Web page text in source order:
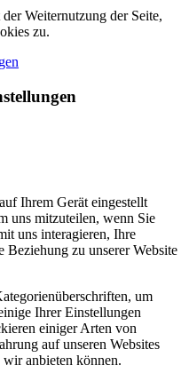
Weiternutzung der Seite,
zu.
Ihrem Gerät eingestellt
uns mitzuteilen, wenn Sie
uns interagieren, Ihre
Beziehung zu unserer Website
um
Ihrer Einstellungen
einiger Arten von
auf unseren Websites
anbieten können.